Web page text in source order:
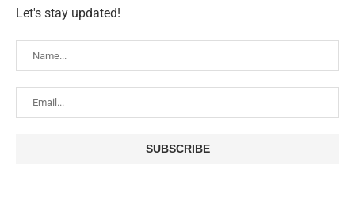
Let's stay updated!